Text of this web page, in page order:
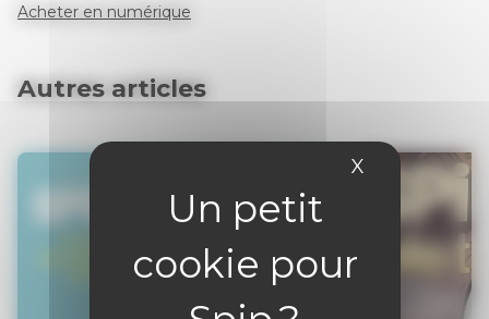
X Masquer le
Acheter en numérique
Autres articles